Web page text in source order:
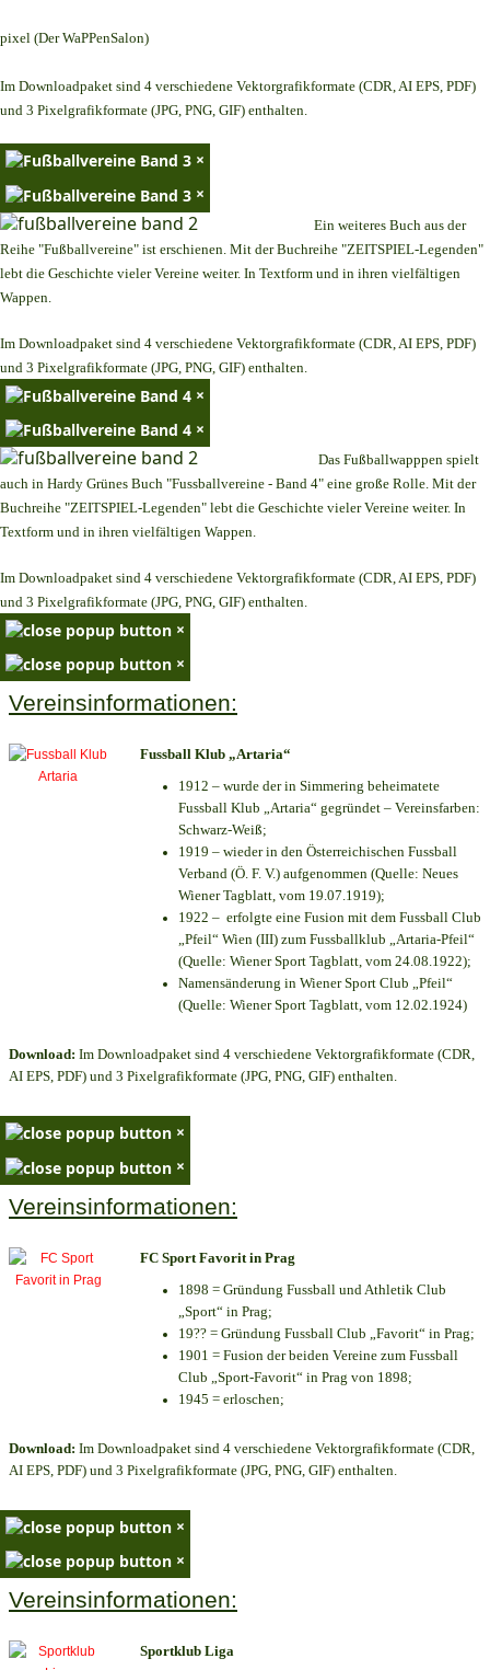
pixel (Der WaPPenSalon)
Im Downloadpaket sind 4 verschiedene Vektorgrafikformate (CDR, AI EPS, PDF)
und 3 Pixelgrafikformate (JPG, PNG, GIF) enthalten.
×
×
Ein weiteres Buch aus der
Reihe "Fußballvereine" ist erschienen. Mit der Buchreihe "ZEITSPIEL-Legenden"
lebt die Geschichte vieler Vereine weiter. In Textform und in ihren vielfältigen
Wappen.
Im Downloadpaket sind 4 verschiedene Vektorgrafikformate (CDR, AI EPS, PDF)
und 3 Pixelgrafikformate (JPG, PNG, GIF) enthalten.
×
×
Das Fußballwapppen spielt
auch in Hardy Grünes Buch "Fussballvereine - Band 4" eine große Rolle. Mit der
Buchreihe "ZEITSPIEL-Legenden" lebt die Geschichte vieler Vereine weiter. In
Textform und in ihren vielfältigen Wappen.
Im Downloadpaket sind 4 verschiedene Vektorgrafikformate (CDR, AI EPS, PDF)
und 3 Pixelgrafikformate (JPG, PNG, GIF) enthalten.
×
×
Vereinsinformationen:
Fussball Klub „Artaria“
1912 – wurde der in Simmering beheimatete
Fussball Klub „Artaria“ gegründet – Vereinsfarben:
Schwarz-Weiß;
1919 – wieder in den Österreichischen Fussball
Verband (Ö. F. V.) aufgenommen (Quelle: Neues
Wiener Tagblatt, vom 19.07.1919);
1922 – erfolgte eine Fusion mit dem Fussball Club
„Pfeil“ Wien (III) zum Fussballklub „Artaria-Pfeil“
(Quelle: Wiener Sport Tagblatt, vom 24.08.1922);
Namensänderung in Wiener Sport Club „Pfeil“
(Quelle: Wiener Sport Tagblatt, vom 12.02.1924)
Download: Im Downloadpaket sind 4 verschiedene Vektorgrafikformate (CDR,
AI EPS, PDF) und 3 Pixelgrafikformate (JPG, PNG, GIF) enthalten.
×
×
Vereinsinformationen:
FC Sport Favorit in Prag
1898 = Gründung Fussball und Athletik Club
„Sport“ in Prag;
19?? = Gründung Fussball Club „Favorit“ in Prag;
1901 = Fusion der beiden Vereine zum Fussball
Club „Sport-Favorit“ in Prag von 1898;
1945 = erloschen;
Download: Im Downloadpaket sind 4 verschiedene Vektorgrafikformate (CDR,
AI EPS, PDF) und 3 Pixelgrafikformate (JPG, PNG, GIF) enthalten.
×
×
Vereinsinformationen:
Sportklub Liga